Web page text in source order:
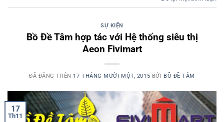
SỰ KIỆN
Bồ Đề Tâm hợp tác với Hệ thống siêu thị
Aeon Fivimart
ĐÃ ĐĂNG TRÊN 17 THÁNG MƯỜI MỘT, 2015 BỞI BỒ ĐỀ TÂM
17
Th11